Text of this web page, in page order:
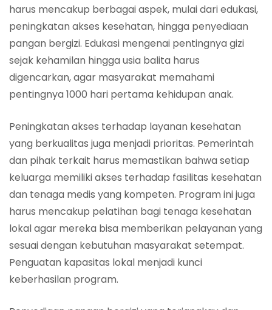
harus mencakup berbagai aspek, mulai dari edukasi,
peningkatan akses kesehatan, hingga penyediaan
pangan bergizi. Edukasi mengenai pentingnya gizi
sejak kehamilan hingga usia balita harus
digencarkan, agar masyarakat memahami
pentingnya 1000 hari pertama kehidupan anak.
Peningkatan akses terhadap layanan kesehatan
yang berkualitas juga menjadi prioritas. Pemerintah
dan pihak terkait harus memastikan bahwa setiap
keluarga memiliki akses terhadap fasilitas kesehatan
dan tenaga medis yang kompeten. Program ini juga
harus mencakup pelatihan bagi tenaga kesehatan
lokal agar mereka bisa memberikan pelayanan yang
sesuai dengan kebutuhan masyarakat setempat.
Penguatan kapasitas lokal menjadi kunci
keberhasilan program.